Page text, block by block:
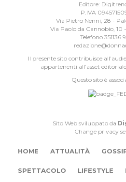
Editore:
P.IVA
Via Pietro Nenni, 28 -
Via Paolo da Cannobio, 10
Telefono 351136
Il presente sito contribuisce
appartenenti all’asset
Questo sito è
Sito Web sviluppato da
Change privacy
HOME ATTUALITÀ
SPETTACOLO LIFESTYLE